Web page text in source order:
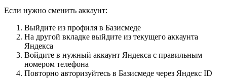
Если нужно сменить аккаунт:
Выйдите из профиля в Базисмеде
На другой вкладке выйдите из текущего аккаунта
Яндекса
Войдите в нужный аккаунт Яндекса с правильным
номером телефона
Повторно авторизуйтесь в Базисмеде через Яндекс ID